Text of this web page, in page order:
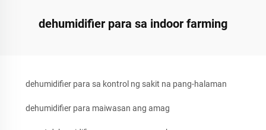
dehumidifier para sa indoor farming
dehumidifier para sa kontrol ng sakit na pang-halaman
dehumidifier para maiwasan ang amag